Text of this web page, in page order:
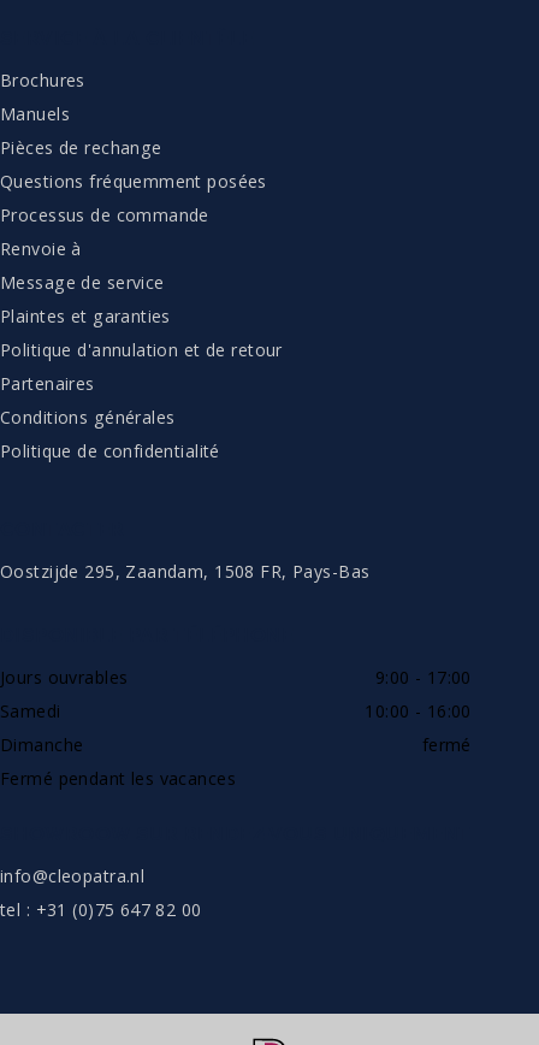
Brochures
Manuels
Pièces de rechange
Questions fréquemment posées
Processus de commande
Renvoie à
Message de service
Plaintes et garanties
Politique d'annulation et de retour
Partenaires
Conditions générales
Politique de confidentialité
Oostzijde 295, Zaandam, 1508 FR, Pays-Bas
Jours ouvrables
9:00 - 17:00
Samedi
10:00 - 16:00
Dimanche
fermé
Fermé pendant les vacances
info@cleopatra.nl
tel : +31 (0)75 647 82 00